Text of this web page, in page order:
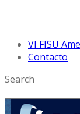
VI FISU
Contacto
Search